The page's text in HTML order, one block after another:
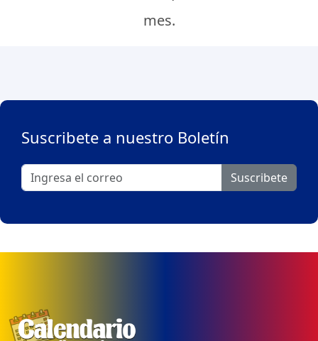
mes.
Suscribete a nuestro Boletín
Suscribete